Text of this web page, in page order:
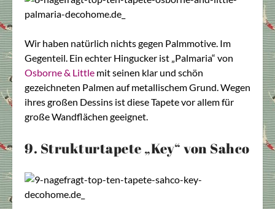
Wir haben natürlich nichts gegen Palmmotive. Im
Gegenteil. Ein echter Hingucker ist „Palmaria“ von
Osborne & Little mit seinen klar und schön
gezeichneten Palmen auf metallischem Grund. Wegen
ihres großen Dessins ist diese Tapete vor allem für
große Wandflächen geeignet.
9. Strukturtapete „Key“ von Sahco